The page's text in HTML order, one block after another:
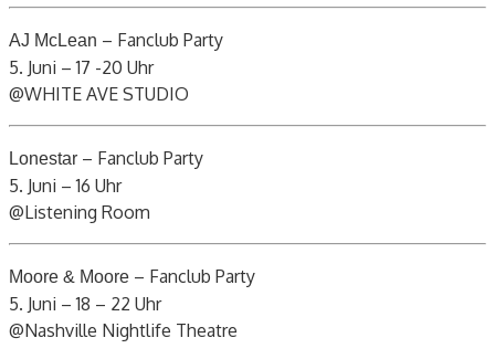
AJ McLean – Fanclub Party
5. Juni – 17 -20 Uhr
@WHITE AVE STUDIO
Lonestar – Fanclub Party
5. Juni – 16 Uhr
@Listening Room
Moore & Moore – Fanclub Party
5. Juni – 18 – 22 Uhr
@Nashville Nightlife Theatre